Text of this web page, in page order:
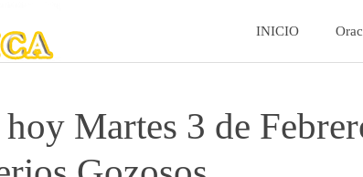
INICIO
Martes 3 de